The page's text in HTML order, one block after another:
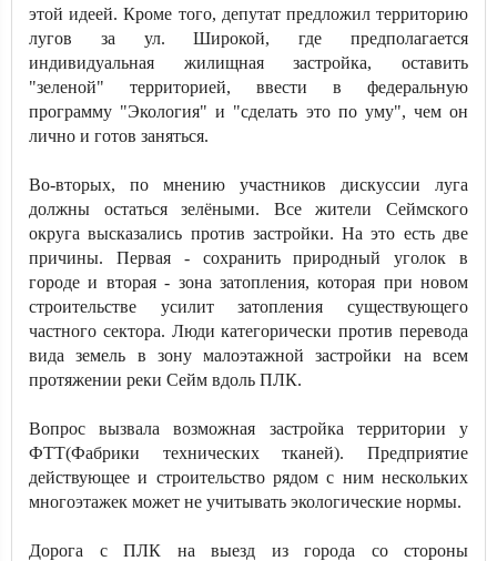
этой идеей. Кроме того, депутат предложил территорию
лугов за ул. Широкой, где предполагается
индивидуальная жилищная застройка, оставить
"зеленой" территорией, ввести в федеральную
программу "Экология" и "сделать это по уму", чем он
лично и готов заняться.
Во-вторых, по мнению участников дискуссии луга
должны остаться зелёными. Все жители Сеймского
округа высказались против застройки. На это есть две
причины. Первая - сохранить природный уголок в
городе и вторая - зона затопления, которая при новом
строительстве усилит затопления существующего
частного сектора. Люди категорически против перевода
вида земель в зону малоэтажной застройки на всем
протяжении реки Сейм вдоль ПЛК.
Вопрос вызвала возможная застройка территории у
ФТТ(Фабрики технических тканей). Предприятие
действующее и строительство рядом с ним нескольких
многоэтажек может не учитывать экологические нормы.
Дорога с ПЛК на выезд из города со стороны